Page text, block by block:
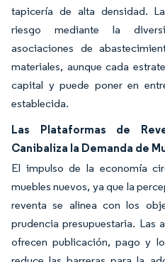
tapicería de alta densidad.
riesgo mediante la
asociaciones de
materiales, aunque cada
capital y puede poner en
establecida.
Las Plataformas de
Canibaliza la Demanda de
El impulso de la economía
muebles nuevos, ya que la
reventa se alinea con los
prudencia presupuestaria. Las
ofrecen publicación, pago y